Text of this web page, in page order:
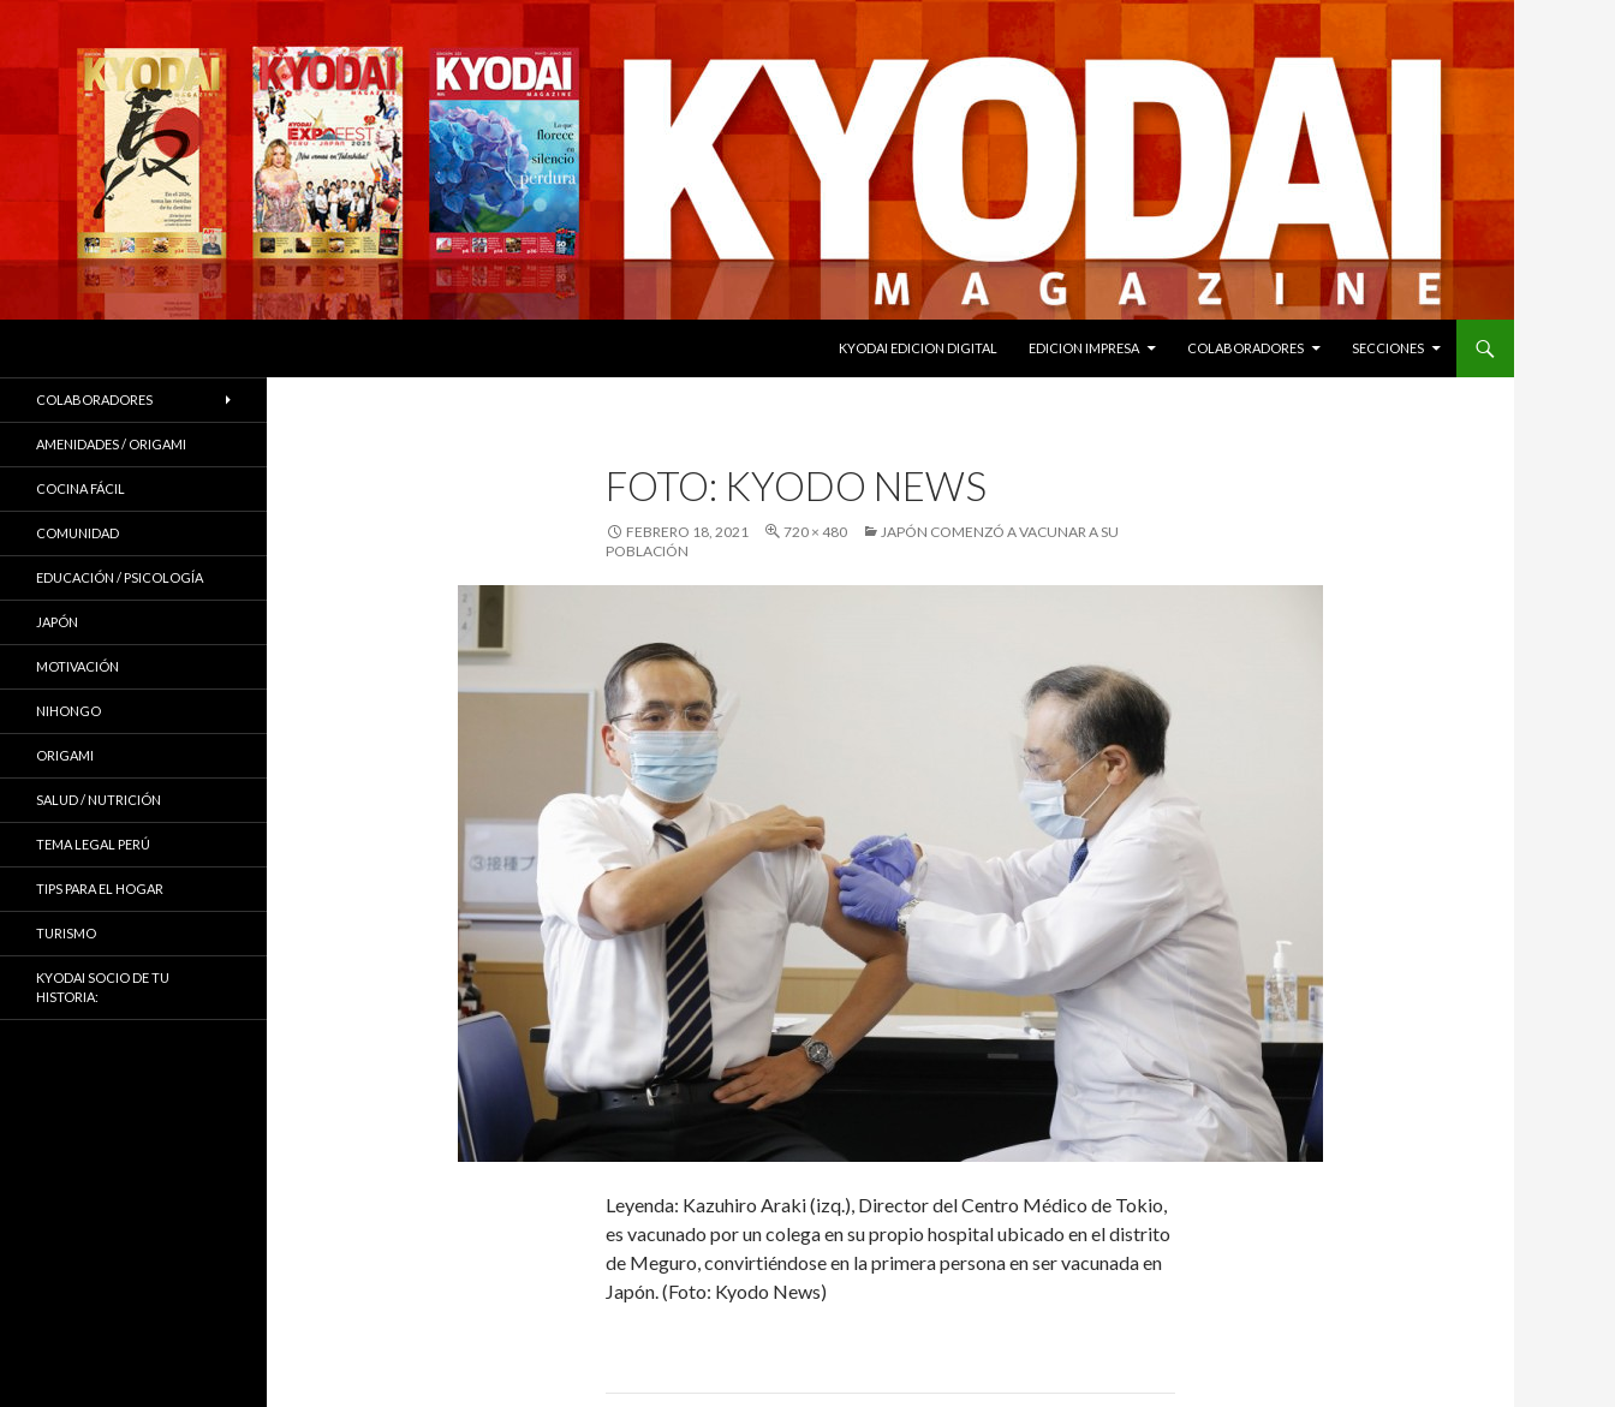
KYODAI EDICION DIGITAL
EDICION IMPRESA COLABORADORES SECCIONES
FOTO: KYODO NEWS
FEBRERO 18, 2021 720 × 480
JAPÓN COMENZÓ A VACUNAR A SU
POBLACIÓN
Leyenda: Kazuhiro Araki (izq.), Director del Centro Médico de Tokio,
es vacunado por un colega en su propio hospital ubicado en el distrito
de Meguro, convirtiéndose en la primera persona en ser vacunada en
Japón. (Foto: Kyodo News)
COLABORADORES
AMENIDADES / ORIGAMI
COCINA FÁCIL
COMUNIDAD
EDUCACIÓN / PSICOLOGÍA
JAPÓN
MOTIVACIÓN
NIHONGO
ORIGAMI
SALUD / NUTRICIÓN
TEMA LEGAL PERÚ
TIPS PARA EL HOGAR
TURISMO
KYODAI SOCIO DE TU
HISTORIA: